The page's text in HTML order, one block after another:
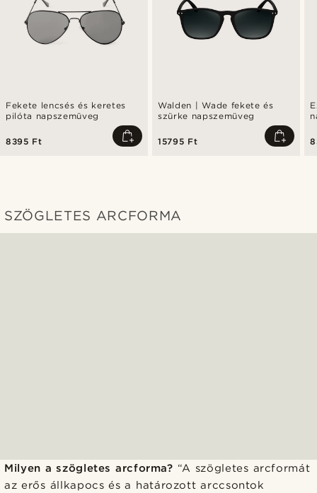
Fekete lencsés és keretes
pilóta napszemüveg
8395 Ft
Walden | Wade fekete és
szürke napszemüveg
15795 Ft
SZÖGLETES ARCFORMA
Milyen a szögletes arcforma? “A szögletes arcformát
az erős állkapocs és a határozott arccsontok